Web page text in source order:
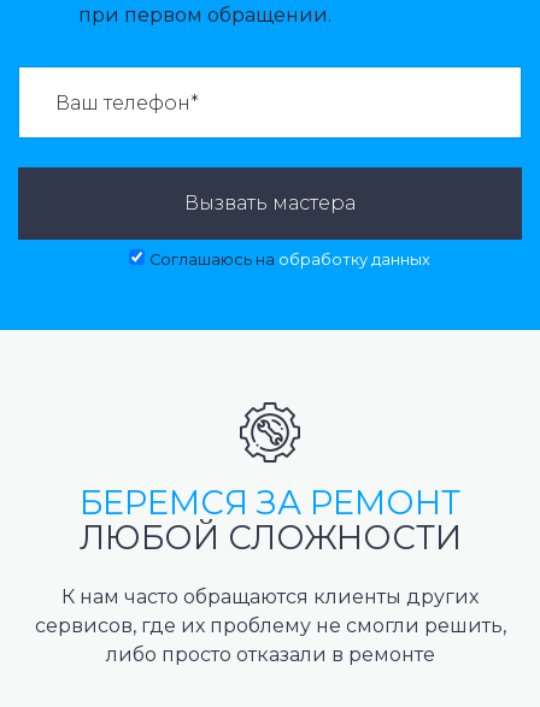
при первом обращении.
Вызвать мастера
Соглашаюсь на обработку данных
БЕРЕМСЯ ЗА РЕМОНТ
ЛЮБОЙ СЛОЖНОСТИ
К нам часто обращаются клиенты других
сервисов, где их проблему не смогли решить,
либо просто отказали в ремонте